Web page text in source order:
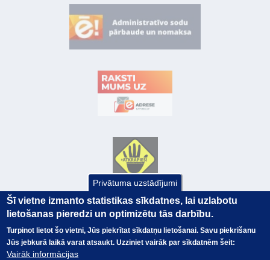
Privātuma uzstādījumi
Šī vietne izmanto statistikas sīkdatnes, lai uzlabotu
lietošanas pieredzi un optimizētu tās darbību.
Turpinot lietot šo vietni, Jūs piekrītat sīkdatņu lietošanai. Savu piekrišanu
Jūs jebkurā laikā varat atsaukt. Uzziniet vairāk par sīkdatnēm šeit:
Vairāk informācijas